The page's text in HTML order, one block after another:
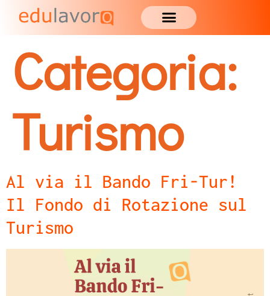
Categoria:
Turismo
Al via il Bando Fri-Tur!
Il Fondo di Rotazione sul
Turismo